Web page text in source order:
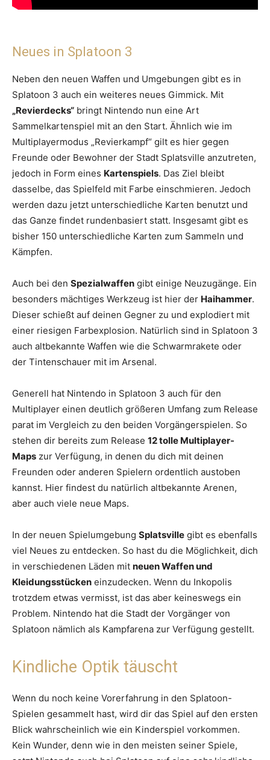
Neues in Splatoon 3
Neben den neuen Waffen und Umgebungen gibt es in
Splatoon 3 auch ein weiteres neues Gimmick. Mit
„Revierdecks“ bringt Nintendo nun eine Art
Sammelkartenspiel mit an den Start. Ähnlich wie im
Multiplayermodus „Revierkampf“ gilt es hier gegen
Freunde oder Bewohner der Stadt Splatsville anzutreten,
jedoch in Form eines Kartenspiels. Das Ziel bleibt
dasselbe, das Spielfeld mit Farbe einschmieren. Jedoch
werden dazu jetzt unterschiedliche Karten benutzt und
das Ganze findet rundenbasiert statt. Insgesamt gibt es
bisher 150 unterschiedliche Karten zum Sammeln und
Kämpfen.
Auch bei den Spezialwaffen gibt einige Neuzugänge. Ein
besonders mächtiges Werkzeug ist hier der Haihammer.
Dieser schießt auf deinen Gegner zu und explodiert mit
einer riesigen Farbexplosion. Natürlich sind in Splatoon 3
auch altbekannte Waffen wie die Schwarmrakete oder
der Tintenschauer mit im Arsenal.
Generell hat Nintendo in Splatoon 3 auch für den
Multiplayer einen deutlich größeren Umfang zum Release
parat im Vergleich zu den beiden Vorgängerspielen. So
stehen dir bereits zum Release 12 tolle Multiplayer-
Maps zur Verfügung, in denen du dich mit deinen
Freunden oder anderen Spielern ordentlich austoben
kannst. Hier findest du natürlich altbekannte Arenen,
aber auch viele neue Maps.
In der neuen Spielumgebung Splatsville gibt es ebenfalls
viel Neues zu entdecken. So hast du die Möglichkeit, dich
in verschiedenen Läden mit neuen Waffen und
Kleidungsstücken einzudecken. Wenn du Inkopolis
trotzdem etwas vermisst, ist das aber keineswegs ein
Problem. Nintendo hat die Stadt der Vorgänger von
Splatoon nämlich als Kampfarena zur Verfügung gestellt.
Kindliche Optik täuscht
Wenn du noch keine Vorerfahrung in den Splatoon-
Spielen gesammelt hast, wird dir das Spiel auf den ersten
Blick wahrscheinlich wie ein Kinderspiel vorkommen.
Kein Wunder, denn wie in den meisten seiner Spiele,